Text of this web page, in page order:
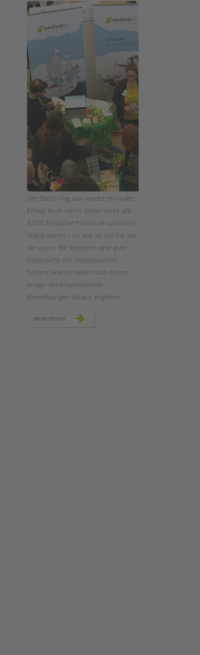
Der Berlin-Tag war wieder ein voller
Erfolg! Auch wenn sicher nicht alle
4.500 Besucher*innen an unserem
Stand waren – es war so viel los wie
nie zuvor. Wir konnten viele gute
Gespräche mit Interessierten
führen; und es haben sich schon
einige vielversprechende
Bewerbungen daraus ergeben.
weiterlesen mehr